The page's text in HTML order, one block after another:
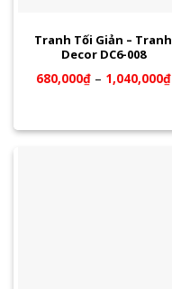
Tranh Tối Giản – Tranh
Decor DC6-008
680,000₫– 1,040,000₫